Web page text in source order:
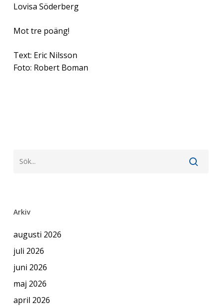
Lovisa Söderberg
Mot tre poäng!
Text: Eric Nilsson
Foto: Robert Boman
Arkiv
augusti 2026
juli 2026
juni 2026
maj 2026
april 2026